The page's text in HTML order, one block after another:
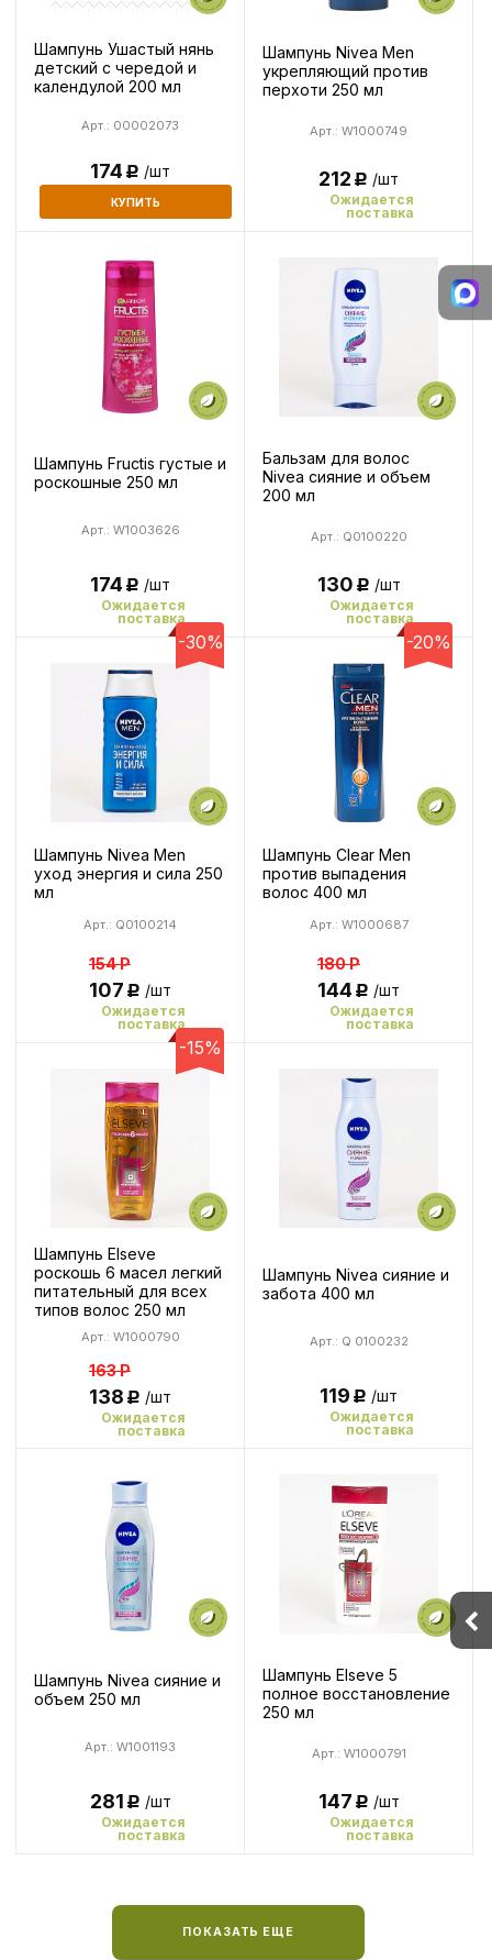
Шампунь Ушастый нянь
детский с чередой и
календулой 200 мл
Арт.: 00002073
174Р /шт
КУПИТЬ
Шампунь Nivea Men
укрепляющий против
перхоти 250 мл
Арт.: W1000749
212Р /шт
Ожидается
поставка
Шампунь Fructis густые и
роскошные 250 мл
Арт.: W1003626
174Р /шт
Ожидается
поставка
Бальзам для волос
Nivea сияние и объем
200 мл
Арт.: Q0100220
130Р /шт
Ожидается
поставка
-30%
Шампунь Nivea Men
уход энергия и сила 250
мл
Арт.: Q0100214
154Р
107Р /шт
Ожидается
поставка
-20%
Шампунь Clear Men
против выпадения
волос 400 мл
Арт.: W1000687
180Р
144Р /шт
Ожидается
поставка
-15%
Шампунь Elseve
роскошь 6 масел легкий
питательный для всех
типов волос 250 мл
Арт.: W1000790
163Р
138Р /шт
Ожидается
поставка
Шампунь Nivea сияние и
забота 400 мл
Арт.: Q 0100232
119Р /шт
Ожидается
поставка
Шампунь Nivea сияние и
объем 250 мл
Арт.: W1001193
281Р /шт
Ожидается
поставка
Шампунь Elseve 5
полное восстановление
250 мл
Арт.: W1000791
147Р /шт
Ожидается
поставка
ПОКАЗАТЬ ЕЩЕ